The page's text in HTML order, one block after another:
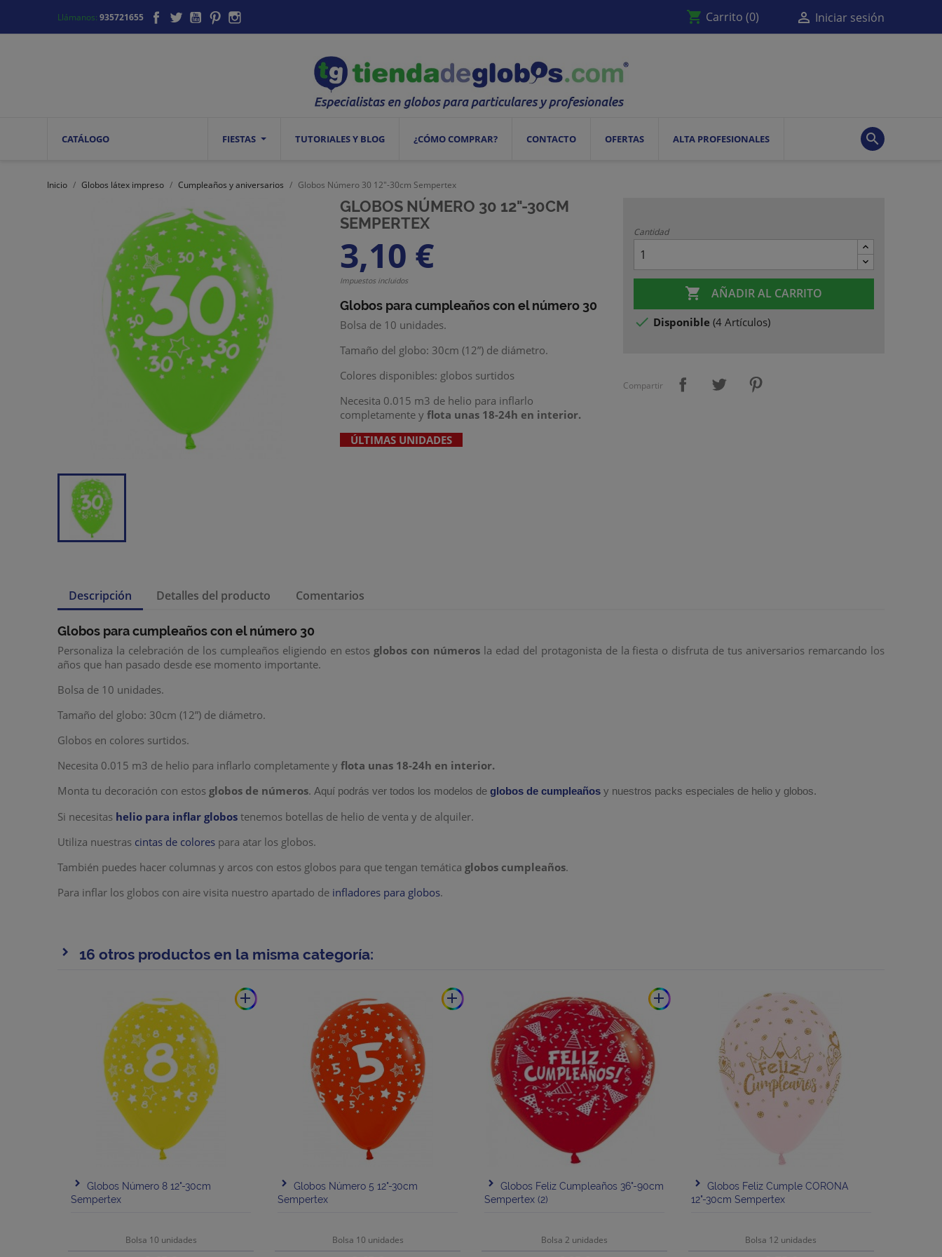
Llámanos:935721655 Facebook
TwitterYouTubePinterest shopping_cart Carrito (0)  Iniciar sesión
CATÁLOGO FIESTAS TUTORIALES Y BLOG ¿CÓMO COMPRAR? CONTACTO OFERTAS ALTA PROFESIONALES 
Inicio Globos látex impreso Cumpleaños y aniversarios Globos Número 30 12"-30cm Sempertex
GLOBOS NÚMERO 30 12"-30CM
SEMPERTEX
3,10 €
Impuestos incluidos
Globos para cumpleaños con el número 30
Bolsa de 10 unidades.
Tamaño del globo: 30cm (12”) de diámetro.
Colores disponibles: globos surtidos
Necesita 0.015 m3 de helio para inflarlo
completamente yflota unas 18-24h en interior.
ÚLTIMAS UNIDADES
Cantidad
 AÑADIR AL CARRITO
 Disponible (4 Artículos)
Compartir
Descripción Detalles del producto Comentarios
Globos para cumpleaños con el número 30
Personaliza la celebración de los cumpleaños eligiendo en estos globos con números la edad del protagonista de la fiesta o disfruta de tus aniversarios remarcando los
años que han pasado desde ese momento importante.
Bolsa de 10 unidades.
Tamaño del globo: 30cm (12”) de diámetro.
Globos en colores surtidos.
Necesita 0.015 m3 de helio para inflarlo completamente yflota unas 18-24h en interior.
Monta tu decoración con estos globos de números.Aquí podrás ver todos los modelos deglobos de cumpleaños y nuestros packs especiales de helio y globos.
Si necesitas helio para inflar globos tenemos botellas de helio de venta y de alquiler.
Utiliza nuestras cintas de colores para atar los globos.
También puedes hacer columnas y arcos con estos globos para que tengan temática globos cumpleaños.
Para inflar los globos con aire visita nuestro apartado de infladores para globos.
16 otros productos en la misma categoría:
add
Globos Número 8 12"-30cm
Sempertex
Bolsa 10 unidades
add
Globos Número 5 12"-30cm
Sempertex
Bolsa 10 unidades
add
Globos Feliz Cumpleaños 36"-90cm
Sempertex (2)
Bolsa 2 unidades
Globos Feliz Cumple CORONA
12"-30cm Sempertex
Bolsa 12 unidades